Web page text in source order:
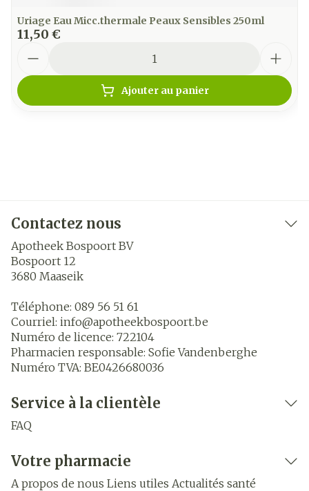
Uriage Eau Micc.thermale Peaux Sensibles 250ml
11,50 €
Ajouter au panier
Contactez nous
Apotheek Bospoort BV
Bospoort 12
3680 Maaseik
Téléphone: 089 56 51 61
Courriel: info@apotheekbospoort.be
Numéro de licence: 722104
Pharmacien responsable: Sofie Vandenberghe
Numéro TVA: BE0426680036
Service à la clientèle
FAQ
Votre pharmacie
A propos de nous Liens utiles Actualités santé